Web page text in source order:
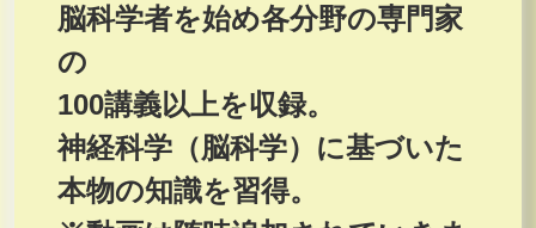
脳科学者を始め各分野の専門家
の
100講義以上を収録。
神経科学（脳科学）に基づいた
本物の知識を習得。